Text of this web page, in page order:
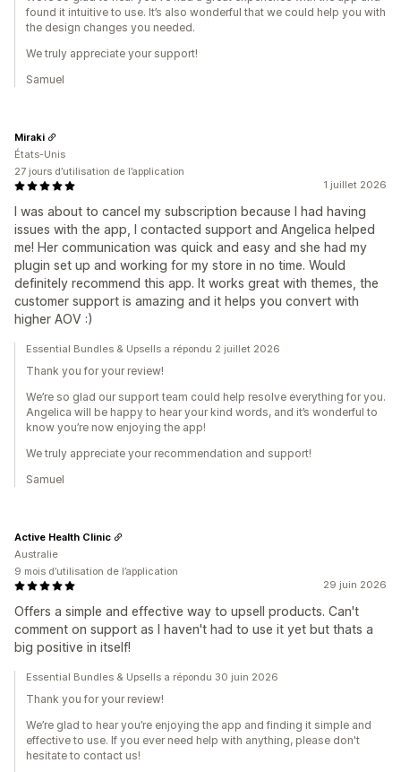
found it intuitive to use. It’s also wonderful that we could help you with
the design changes you needed.
We truly appreciate your support!
Samuel
1 juillet 2026
I was about to cancel my subscription because I had having
issues with the app, I contacted support and Angelica helped
me! Her communication was quick and easy and she had my
plugin set up and working for my store in no time. Would
definitely recommend this app. It works great with themes, the
customer support is amazing and it helps you convert with
higher AOV :)
Miraki
États-Unis
27 jours d’utilisation de l’application
Essential Bundles & Upsells a répondu 2 juillet 2026
Thank you for your review!
We’re so glad our support team could help resolve everything for you.
Angelica will be happy to hear your kind words, and it’s wonderful to
know you’re now enjoying the app!
We truly appreciate your recommendation and support!
Samuel
29 juin 2026
Offers a simple and effective way to upsell products. Can't
comment on support as I haven't had to use it yet but thats a
big positive in itself!
Active Health Clinic
Australie
9 mois d’utilisation de l’application
Essential Bundles & Upsells a répondu 30 juin 2026
Thank you for your review!
We’re glad to hear you’re enjoying the app and finding it simple and
effective to use. If you ever need help with anything, please don't
hesitate to contact us!